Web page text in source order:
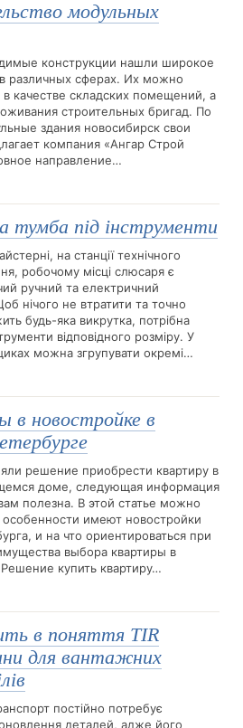
модульных
конструкции нашли широкое
различных сферах. Их можно
в качестве складских помещений, а
строительных бригад. По
здания новосибирск свои
компания «Ангар Строй
направление…
тумба під інструменти
на станції технічного
робочому місці слюсаря є
ручний та електричний
нічого не втратити та точно
будь-яка викрутка, потрібна
відповідного розміру. У
можна згрупувати окремі…
в новостройке в
решение приобрести квартиру в
доме, следующая информация
полезна. В этой статье можно
особенности имеют новостройки
и на что ориентироваться при
выбора квартиры в
купить квартиру…
в поняття TIR
для вантажних
постійно потребує
деталей, адже його